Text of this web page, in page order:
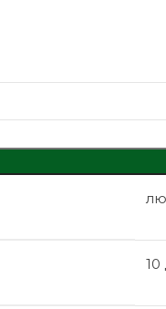
10